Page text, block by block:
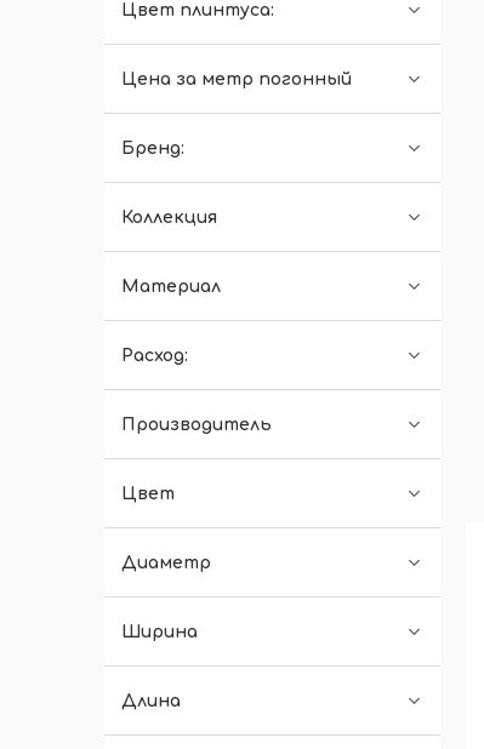
Цвет плинтуса:
Цена за метр погонный
Бренд:
Коллекция
Материал
Расход:
Производитель
Цвет
Диаметр
Ширина
Длина